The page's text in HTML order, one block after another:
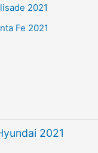
2021
Fe 2021
2021